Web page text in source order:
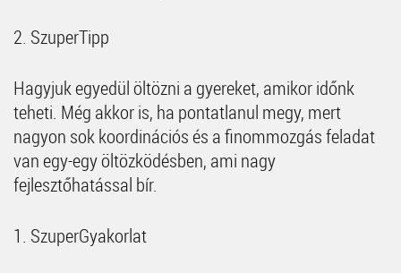
2. SzuperTipp
Hagyjuk egyedül öltözni a gyereket, amikor időnk
teheti. Még akkor is, ha pontatlanul megy, mert
nagyon sok koordinációs és a finommozgás feladat
van egy-egy öltözködésben, ami nagy
fejlesztőhatással bír.
1. SzuperGyakorlat